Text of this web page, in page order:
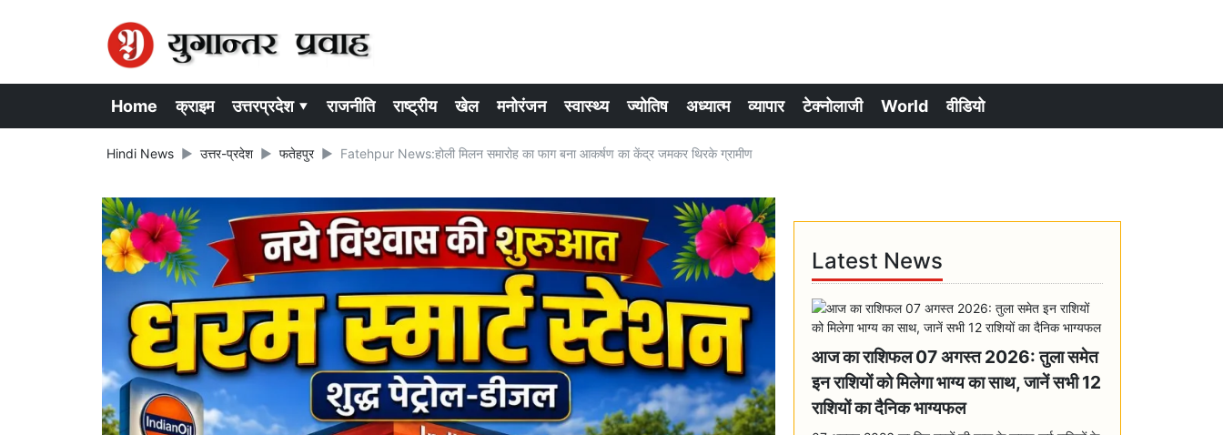
Home क्राइम उत्तरप्रदेश ▾ राजनीति राष्ट्रीय खेल मनोरंजन स्वास्थ्य ज्योतिष अध्यात्म व्यापार टेक्नोलाजी World वीडियो
Hindi News उत्तर-प्रदेश फतेहपुर Fatehpur News:होली मिलन समारोह का फाग बना आकर्षण का केंद्र जमकर थिरके ग्रामीण
Latest News
आज का राशिफल 07 अगस्त 2026: तुला समेत
इन राशियों को मिलेगा भाग्य का साथ, जानें सभी 12
राशियों का दैनिक भाग्यफल